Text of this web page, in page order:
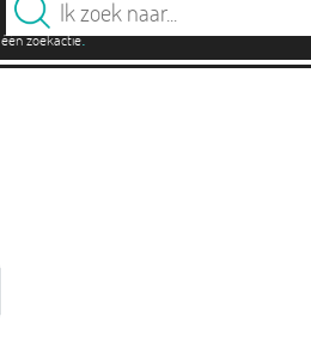
één zoekactie.